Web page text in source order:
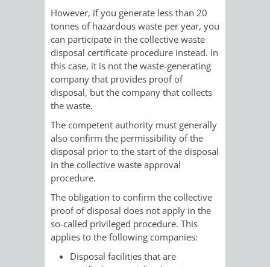
AUFGABEN
DER
UNTEREN
DENKMALSCHUTZBEHÖRDE
STEUERVORTEILE
SATZUNGEN
IM
BEREICH
DENKMALSCHUTZ
GENEHMIGUNGSVERFAHREN
TAG
OFFENEN
DENKMALS
STÄDTISCHER
BAUPLÄTZE
VERKAUF
STÄDTISCHER
HÄUSER
/
LIEGENSCHAFTEN
ABWASSERBESEITIGUNG
ERSCHLIESSUNGSBEITRAG
ANTRAGSVERFAHREN
BÜRGERMEISTER
/
ÄMTER
AMT
BAURECHT
DENKMALSCHUTZ
AMT
However, if you generate less than 20
tonnes of hazardous waste per year, you
can participate in the collective waste
disposal certificate procedure instead. In
this case, it is not the waste-generating
company that provides proof of
disposal, but the company that collects
the waste.
The competent authority must generally
also confirm the permissibility of the
disposal prior to the start of the disposal
in the collective waste approval
procedure.
The obligation to confirm the collective
proof of disposal does not apply in the
so-called privileged procedure. This
applies to the following companies:
Disposal facilities that are